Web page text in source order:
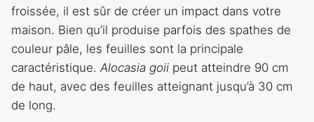
froissée, il est sûr de créer un impact dans votre
maison. Bien qu’il produise parfois des spathes de
couleur pâle, les feuilles sont la principale
caractéristique. Alocasia goii peut atteindre 90 cm
de haut, avec des feuilles atteignant jusqu’à 30 cm
de long.